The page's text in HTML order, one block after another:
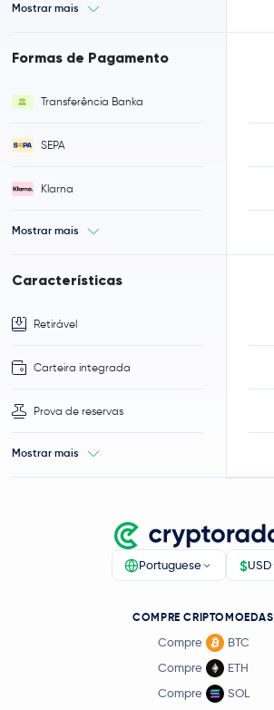
Mostrar mais
Formas de Pagamento
Transferência Banka
SEPA
Klarna
Mostrar mais
Características
Retirável
Carteira integrada
Prova de reservas
Mostrar mais
Portuguese $USD
COMPRE CRIPTOMOEDAS
Compre
BTC
Compre
ETH
Compre
SOL